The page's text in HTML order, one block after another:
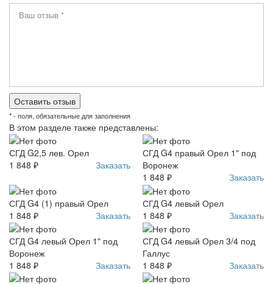
* - поля, обязательные для заполнения
В этом разделе также представлены:
СГД G2,5 лев. Орел
1 848 ₽
Заказать
СГД G4 правый Орел 1" под
Воронеж
1 848 ₽
Заказать
СГД G4 (1) правый Орел
1 848 ₽
Заказать
СГД G4 левый Орел
1 848 ₽
Заказать
СГД G4 левый Орел 1" под
Воронеж
1 848 ₽
Заказать
СГД G4 левый Орел 3/4 под
Галлус
1 848 ₽
Заказать